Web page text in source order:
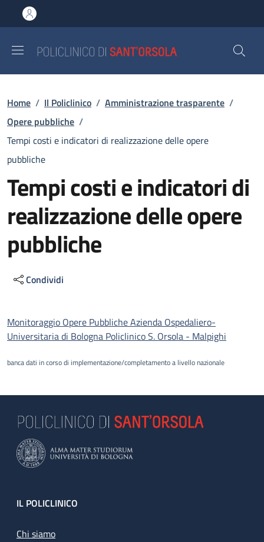
al contenuto principale
to footer content
Briciole di pane
Home / Il Policlinico / Amministrazione trasparente /
Opere pubbliche /
Tempi costi e indicatori di realizzazione delle opere
pubbliche
Tempi costi e indicatori di
realizzazione delle opere
pubbliche
Condividi
Descrizione
Monitoraggio Opere Pubbliche Azienda Ospedaliero-
Universitaria di Bologna Policlinico S. Orsola - Malpighi
banca dati in corso di implementazione/completamento a livello nazionale
Footer
IL POLICLINICO
Chi siamo